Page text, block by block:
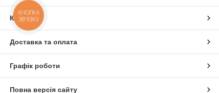
Контакти
Доставка та оплата
Графік роботи
Повна версія сайту
КНОПКА
ЗВ'ЯЗКУ